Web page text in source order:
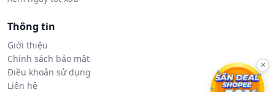
Thông tin
Giới thiệu
Chính sách bảo mật
Điều khoản sử dụng
Liên hệ
×